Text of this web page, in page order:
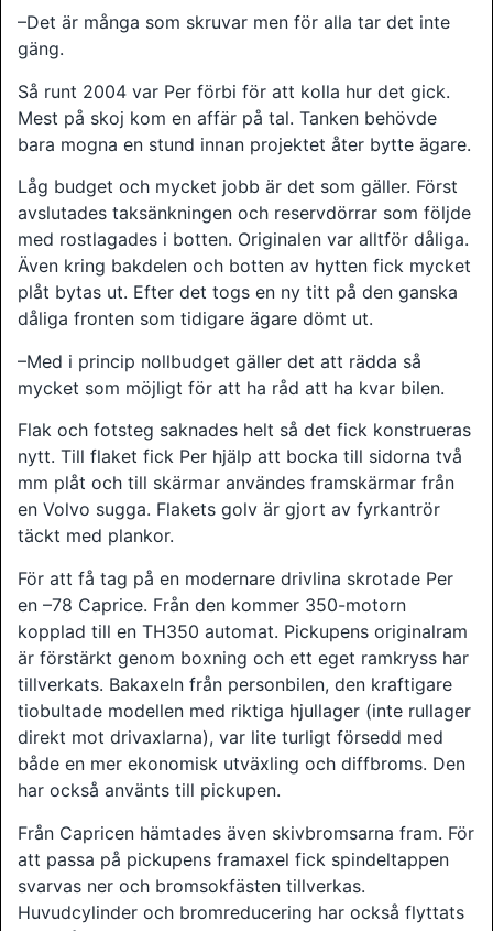
–Det är många som skruvar men för alla tar det inte
gäng.
Så runt 2004 var Per förbi för att kolla hur det gick.
Mest på skoj kom en affär på tal. Tanken behövde
bara mogna en stund innan projektet åter bytte ägare.
Låg budget och mycket jobb är det som gäller. Först
avslutades taksänkningen och reservdörrar som följde
med rostlagades i botten. Originalen var alltför dåliga.
Även kring bakdelen och botten av hytten fick mycket
plåt bytas ut. Efter det togs en ny titt på den ganska
dåliga fronten som tidigare ägare dömt ut.
–Med i princip nollbudget gäller det att rädda så
mycket som möjligt för att ha råd att ha kvar bilen.
Flak och fotsteg saknades helt så det fick konstrueras
nytt. Till flaket fick Per hjälp att bocka till sidorna två
mm plåt och till skärmar användes framskärmar från
en Volvo sugga. Flakets golv är gjort av fyrkantrör
täckt med plankor.
För att få tag på en modernare drivlina skrotade Per
en –78 Caprice. Från den kommer 350-motorn
kopplad till en TH350 automat. Pickupens originalram
är förstärkt genom boxning och ett eget ramkryss har
tillverkats. Bakaxeln från personbilen, den kraftigare
tiobultade modellen med riktiga hjullager (inte rullager
direkt mot drivaxlarna), var lite turligt försedd med
både en mer ekonomisk utväxling och diffbroms. Den
har också använts till pickupen.
Från Capricen hämtades även skivbromsarna fram. För
att passa på pickupens framaxel fick spindeltappen
svarvas ner och bromsokfästen tillverkas.
Huvudcylinder och bromreducering har också flyttats